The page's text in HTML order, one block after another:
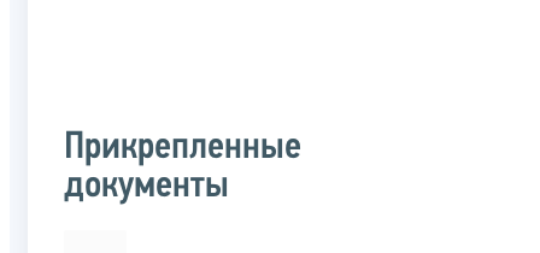
Прикрепленные
документы